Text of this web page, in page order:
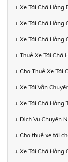
+ Xe Tải Chở Hàng
+ Xe Tải Chở Hàng
+ Xe Tải Chở Hàng
+ Thuê Xe Tải Chở
+ Cho Thuê Xe Tải
+ Xe Tải Vận
+ Xe Tải Chở Hàng
+ Dịch Vụ Chuyển
+ Cho thuê xe tải
+ Xe Tải Chở Hàng